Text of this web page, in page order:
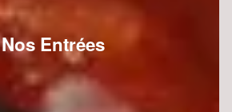
Nos Entrées